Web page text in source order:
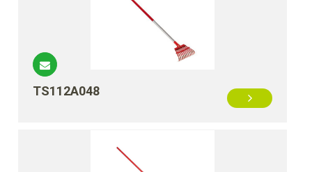
TS112A048